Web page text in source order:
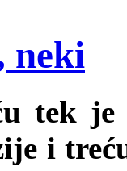
neki
tek
i